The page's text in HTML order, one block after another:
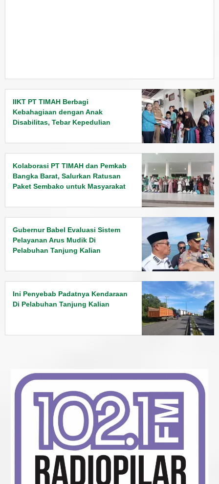
IIKT PT TIMAH Berbagi
Kebahagiaan dengan Anak
Disabilitas, Tebar Kepedulian
Kolaborasi PT TIMAH dan Pemkab
Bangka Barat, Salurkan Ratusan
Paket Sembako untuk Masyarakat
Gubernur Babel Evaluasi Sistem
Pelayanan Arus Mudik Di
Pelabuhan Tanjung Kalian
Ini Penyebab Padatnya Kendaraan
Di Pelabuhan Tanjung Kalian